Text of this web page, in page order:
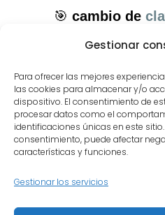
Gestionar
Para ofrecer las mejores
las cookies para almacenar y/o
dispositivo. El consentimiento de
procesar datos como el
identificaciones únicas en este
consentimiento, puede afectar
características y funciones.
Gestionar los servicios
🎯 cambio de
en Majadahonda
que merece tu
Inicio